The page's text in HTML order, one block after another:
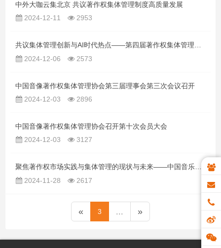
中外大咖云集北京 共议著作权集体管理制度高质量发展
2024-12-11
2953
共议集体管理创新与AI时代热点——第四届著作权集体管理论坛在京圆满落幕
2024-12-06
2573
中国音像著作权集体管理协会第三届理事会第三次会议召开
2024-12-03
2896
中国音像著作权集体管理协会召开第十次会员大会
2024-12-03
3127
聚焦著作权市场实践与集体管理的现状与未来——中国音乐学院举办《著作权的市场实践与集体管理》讲座
2024-11-28
2617
« 3 ... »